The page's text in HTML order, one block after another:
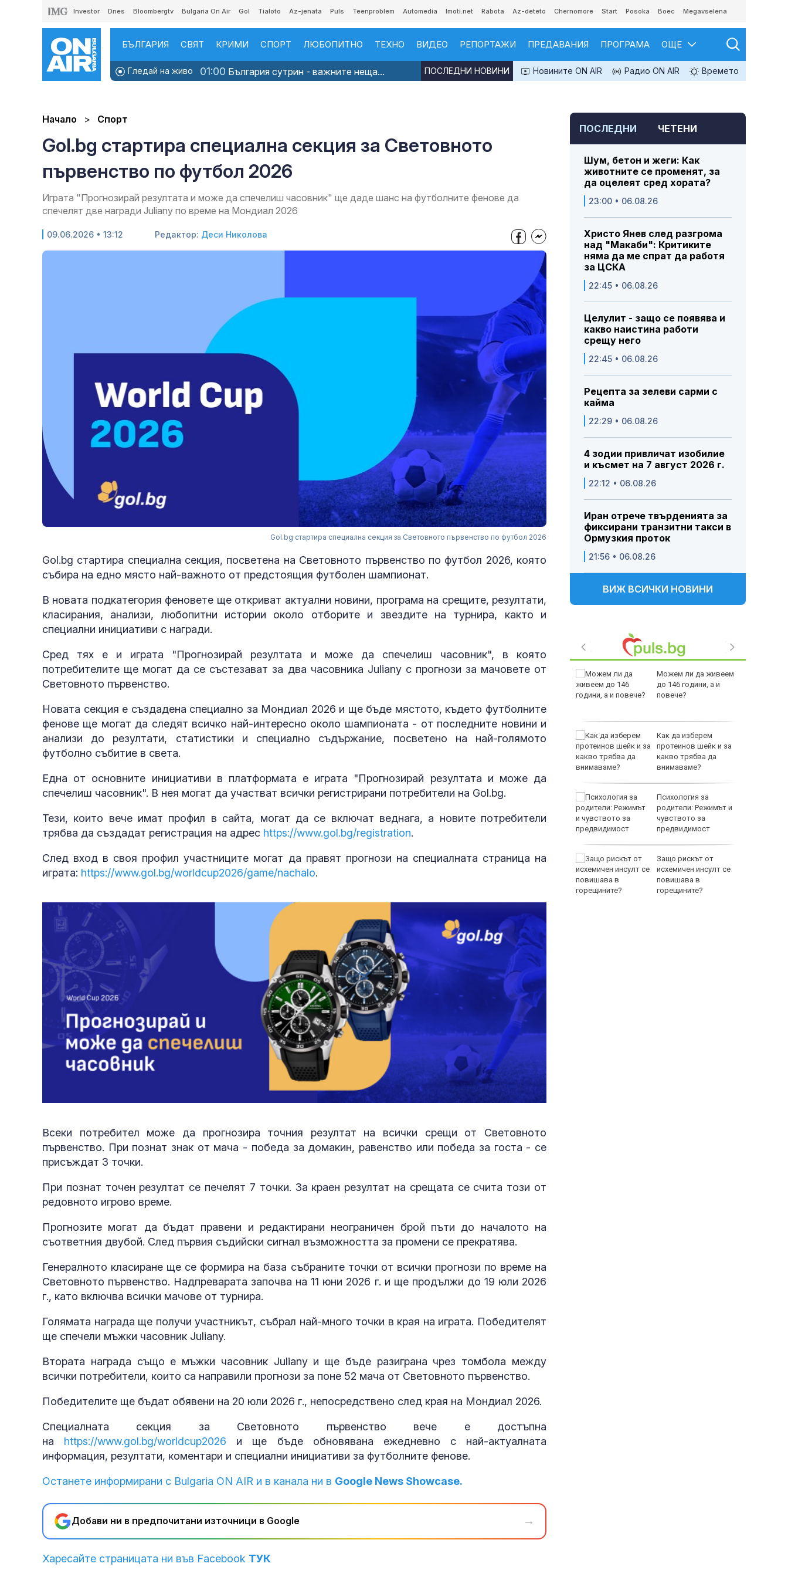
Investor Dnes Bloombergtv Bulgaria On Air Gol Tialoto Az-jenata Puls Teenproblem Automedia Imoti.net Rabota Az-deteto Chernomore Start Posoka Boec Megavselena
БЪЛГАРИЯ СВЯТ КРИМИ СПОРТ ЛЮБОПИТНО ТЕХНО ВИДЕО РЕПОРТАЖИ ПРЕДАВАНИЯ ПРОГРАМА ОЩЕ
Гледай на живо 01:00 България сутрин - важните неща... Новините ON AIR Радио ON AIR Времето
ПОСЛЕДНИ НОВИНИ
Начало Спорт
Gol.bg стартира специална секция за Световното
първенство по футбол 2026
Играта "Прогнозирай резултата и може да спечелиш часовник" ще даде шанс на футболните фенове да
спечелят две награди Juliany по време на Мондиал 2026
09.06.2026 • 13:12 Редактор: Деси Николова
Gol.bg стартира специална секция за Световното първенство по футбол 2026
Gol.bg стартира специална секция, посветена на Световното първенство по футбол 2026, която
събира на едно място най-важното от предстоящия футболен шампионат.
В новата подкатегория феновете ще откриват актуални новини, програма на срещите, резултати,
класирания, анализи, любопитни истории около отборите и звездите на турнира, както и
специални инициативи с награди.
Сред тях е и играта "Прогнозирай резултата и може да спечелиш часовник", в която
потребителите ще могат да се състезават за два часовника Juliany с прогнози за мачовете от
Световното първенство.
Новата секция е създадена специално за Мондиал 2026 и ще бъде мястото, където футболните
фенове ще могат да следят всичко най-интересно около шампионата - от последните новини и
анализи до резултати, статистики и специално съдържание, посветено на най-голямото
футболно събитие в света.
Една от основните инициативи в платформата е играта "Прогнозирай резултата и може да
спечелиш часовник". В нея могат да участват всички регистрирани потребители на Gol.bg.
Тези, които вече имат профил в сайта, могат да се включат веднага, а новите потребители
трябва да създадат регистрация на адрес https://www.gol.bg/registration.
След вход в своя профил участниците могат да правят прогнози на специалната страница на
играта: https://www.gol.bg/worldcup2026/game/nachalo.
Всеки потребител може да прогнозира точния резултат на всички срещи от Световното
първенство. При познат знак от мача - победа за домакин, равенство или победа за госта - се
присъждат 3 точки.
При познат точен резултат се печелят 7 точки. За краен резултат на срещата се счита този от
редовното игрово време.
Прогнозите могат да бъдат правени и редактирани неограничен брой пъти до началото на
съответния двубой. След първия съдийски сигнал възможността за промени се прекратява.
Генералното класиране ще се формира на база събраните точки от всички прогнози по време на
Световното първенство. Надпреварата започва на 11 юни 2026 г. и ще продължи до 19 юли 2026
г., като включва всички мачове от турнира.
Голямата награда ще получи участникът, събрал най-много точки в края на играта. Победителят
ще спечели мъжки часовник Juliany.
Втората награда също е мъжки часовник Juliany и ще бъде разиграна чрез томбола между
всички потребители, които са направили прогнози за поне 52 мача от Световното първенство.
Победителите ще бъдат обявени на 20 юли 2026 г., непосредствено след края на Мондиал 2026.
Специалната секция за Световното първенство вече е достъпна
на https://www.gol.bg/worldcup2026 и ще бъде обновявана ежедневно с най-актуалната
информация, резултати, коментари и специални инициативи за футболните фенове.
Останете информирани с Bulgaria ON AIR и в канала ни в Google News Showcase.
Добави ни в предпочитани източници в Google →
Харесайте страницата ни във Facebook ТУК
ПОСЛЕДНИ ЧЕТЕНИ
Шум, бетон и жеги: Как
животните се променят, за
да оцелеят сред хората?
23:00 • 06.08.26
Христо Янев след разгрома
над "Макаби": Критиките
няма да ме спрат да работя
за ЦСКА
22:45 • 06.08.26
Целулит - защо се появява и
какво наистина работи
срещу него
22:45 • 06.08.26
Рецепта за зелеви сарми с
кайма
22:29 • 06.08.26
4 зодии привличат изобилие
и късмет на 7 август 2026 г.
22:12 • 06.08.26
Иран отрече твърденията за
фиксирани транзитни такси в
Ормузкия проток
21:56 • 06.08.26
ВИЖ ВСИЧКИ НОВИНИ
За наказание: Пратиха
в рокля (ВИДЕО 16+)
Китай тества Z-10 за
полети под радара
Как войните между
превърнаха в един
Меган Маркъл по
Можем ли да живеем
до 146 години, а и
повече?
Как да изберем
протеинов шейк и за
какво трябва да
внимаваме?
Психология за
родители: Режимът и
чувството за
предвидимост
Защо рискът от
исхемичен инсулт се
повишава в
горещините?